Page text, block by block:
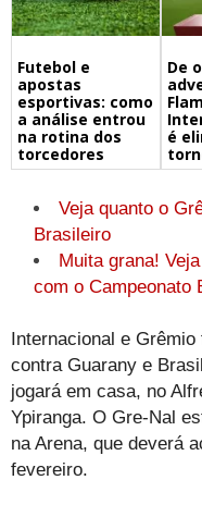
Futebol e
apostas
esportivas: como
a análise entrou
na rotina dos
torcedores
De
é
Veja quanto o
Brasileiro
Muita grana!
com o Campeonato
Internacional e
contra Guarany e
jogará em casa, no
Ypiranga. O Gre-Nal
na Arena, que deverá
fevereiro.